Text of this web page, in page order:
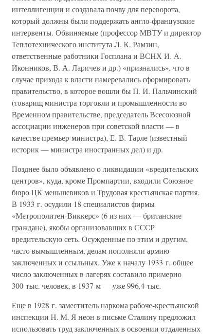
интеллигенции и создавала почву для переворота,
который должны были поддержать англо-французские
интервенты. Обвиняемые (профессор МВТУ и директор
Теплотехнического института Л. К. Рамзин,
ответственные работники Госплана и ВСНХ И. А.
Иконников, В. А. Ларичев и др.) «признались», что в
случае прихода к власти намеревались сформировать
правительство, в которое вошли бы П. И. Пальчинский
(товарищ министра торговли и промышленности во
Временном правительстве, председатель Всесоюзной
ассоциации инженеров при советской власти — в
качестве премьер-министра), Е. В. Тарле (известный
историк — министра иностранных дел) и др.
Позднее было объявлено о ликвидации «вредительских
центров», куда, кроме Промпартии, входили Союзное
бюро ЦК меньшевиков и Трудовая крестьянская партия.
В 1933 г. осудили 18 специалистов фирмы
«Метрополитен-Виккерс» (6 из них — британские
граждане), якобы организовавших в СССР
вредительскую сеть. Осужденные по этим и другим,
часто вымышленным, делам пополняли армию
заключенных и ссыльных. Уже к началу 1933 г. общее
число заключенных в лагерях составило примерно
300 тыс. человек, в 1937-м — уже 996,4 тыс.
Еще в 1928 г. заместитель наркома рабоче-крестьянской
инспекции Н. М. Я неон в письме Сталину предложил
использовать труд заключенных в освоении отдаленных